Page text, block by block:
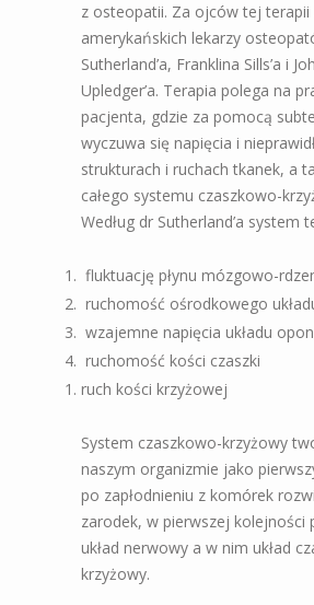
z osteopatii. Za ojców tej terapii
amerykańskich lekarzy
Sutherland’a, Franklina Sills’a i
Upledger’a. Terapia polega na
pacjenta, gdzie za pomocą
wyczuwa się napięcia i
strukturach i ruchach tkanek, a
całego systemu czaszkowo-
Według dr Sutherland’a system
fluktuację płynu mózgowo-
ruchomość ośrodkowego
wzajemne napięcia układu
ruchomość kości czaszki
ruch kości krzyżowej
System czaszkowo-krzyżowy
naszym organizmie jako
po zapłodnieniu z komórek
zarodek, w pierwszej kolejności
układ nerwowy a w nim układ
krzyżowy.